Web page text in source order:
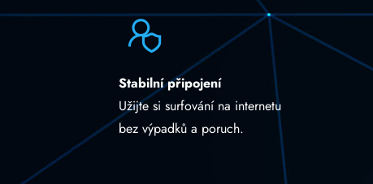
Stabilní připojení
Užijte si surfování na internetu
bez výpadků a poruch.